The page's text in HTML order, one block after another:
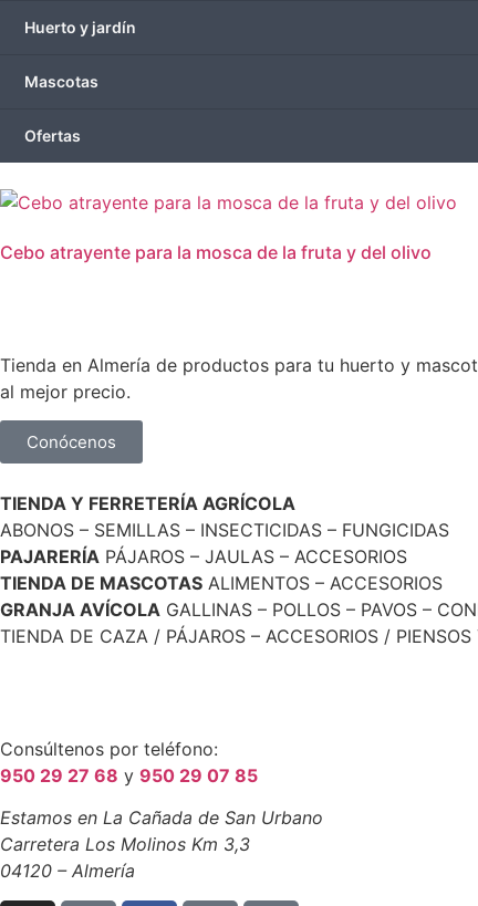
Huerto y jardín
Mascotas
Ofertas
Cebo atrayente para la mosca de la fruta y del olivo
Tienda en Almería de productos para tu huerto y
al mejor precio.
Conócenos
TIENDA Y FERRETERÍA AGRÍCOLA
ABONOS – SEMILLAS – INSECTICIDAS – FUNGICIDAS
PAJARERÍA PÁJAROS – JAULAS – ACCESORIOS
TIENDA DE MASCOTAS ALIMENTOS – ACCESORIOS
GRANJA AVÍCOLA GALLINAS – POLLOS – PAVOS –
TIENDA DE CAZA / PÁJAROS – ACCESORIOS / PIENSOS
Consúltenos por teléfono:
950 29 27 68 y 950 29 07 85
Estamos en La Cañada de San Urbano
Carretera Los Molinos Km 3,3
04120 – Almería